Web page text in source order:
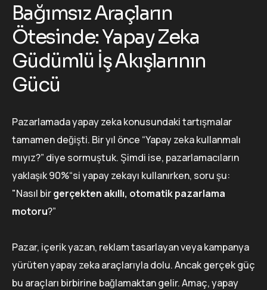
Bağımsız Araçların
Ötesinde: Yapay Zeka
Güdümlü İş Akışlarının
Gücü
Pazarlamada yapay zeka konusundaki tartışmalar
tamamen değişti. Bir yıl önce “Yapay zeka kullanmalı
mıyız?” diye sormuştuk. Şimdi ise, pazarlamacıların
yaklaşık 90%“si yapay zekayı kullanırken, soru şu:
"Nasıl birgerçekten akıllı, otomatik pazarlama
motoru?”
Pazar, içerik yazan, reklam tasarlayan veya kampanya
yürüten yapay zeka araçlarıyla dolu. Ancak gerçek güç
bu araçları birbirine bağlamaktan gelir. Amaç, yapay